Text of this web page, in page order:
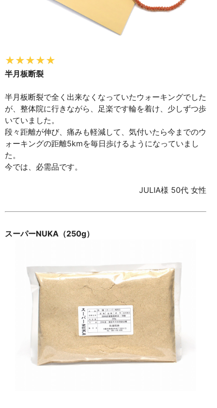
半月板断裂
半月板断裂で全く出来なくなっていたウォーキングでした
が、整体院に行きながら、足楽です輪を着け、少しずつ歩
いていました。
段々距離が伸び、痛みも軽減して、気付いたら今までのウ
ォーキングの距離5kmを毎日歩けるようになっていまし
た。
今では、必需品です。
JULIA様 50代 女性
スーパーNUKA（250g）